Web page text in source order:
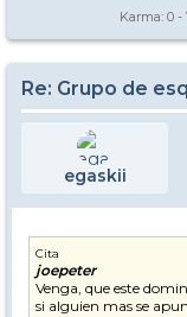
Karma: 0 -
Re: Grupo de
egaskii
Cita
joepeter
Venga, que este
si alguien mas se